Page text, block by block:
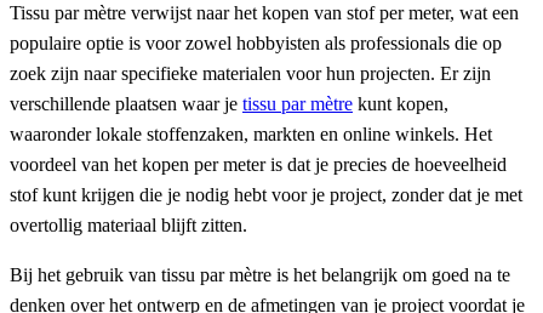
Tissu par mètre verwijst naar het kopen van stof per meter, wat een
populaire optie is voor zowel hobbyisten als professionals die op
zoek zijn naar specifieke materialen voor hun projecten. Er zijn
verschillende plaatsen waar je tissu par mètre kunt kopen,
waaronder lokale stoffenzaken, markten en online winkels. Het
voordeel van het kopen per meter is dat je precies de hoeveelheid
stof kunt krijgen die je nodig hebt voor je project, zonder dat je met
overtollig materiaal blijft zitten.
Bij het gebruik van tissu par mètre is het belangrijk om goed na te
denken over het ontwerp en de afmetingen van je project voordat je